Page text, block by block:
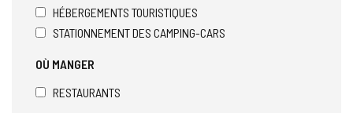
HÉBERGEMENTS TOURISTIQUES
STATIONNEMENT DES CAMPING-CARS
OÙ MANGER
RESTAURANTS